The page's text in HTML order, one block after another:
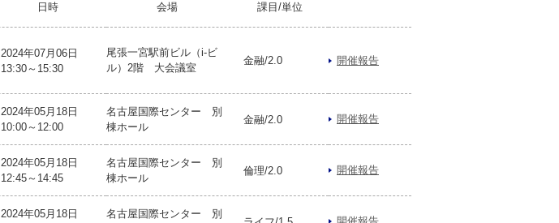
日時 会場 課目/単位
2024年07月06日
13:30～15:30
尾張一宮駅前ビル（i-ビ
ル）2階 大会議室
金融/2.0 開催報告
2024年05月18日
10:00～12:00
名古屋国際センター 別
棟ホール
金融/2.0 開催報告
2024年05月18日
12:45～14:45
名古屋国際センター 別
棟ホール
倫理/2.0 開催報告
2024年05月18日
名古屋国際センター 別